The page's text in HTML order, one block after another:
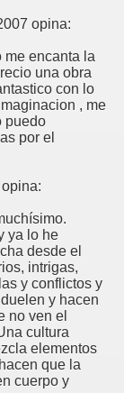
opina:
me encanta la
una obra
con lo
, me
puedo
por el
ya lo he
desde el
intrigas,
y conflictos y
y hacen
no ven el
cultura
elementos
que la
cuerpo y